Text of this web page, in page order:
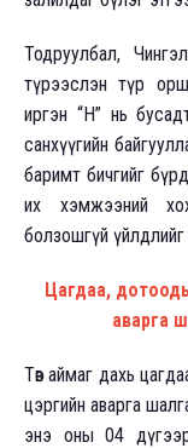
Тодруулбал,
түрээслэн түр
иргэн “Н” нь
санхүүгийн
баримт бичгийг
их хэмжээний
болзошгүй
Цагдаа,
аварга
Төв аймаг дахь
цэргийн аварга
энэ оны 04